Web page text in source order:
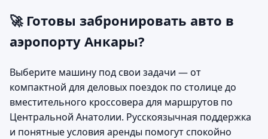
🚀 Готовы забронировать авто в
аэропорту Анкары?
Выберите машину под свои задачи — от
компактной для деловых поездок по столице до
вместительного кроссовера для маршрутов по
Центральной Анатолии. Русскоязычная поддержка
и понятные условия аренды помогут спокойно